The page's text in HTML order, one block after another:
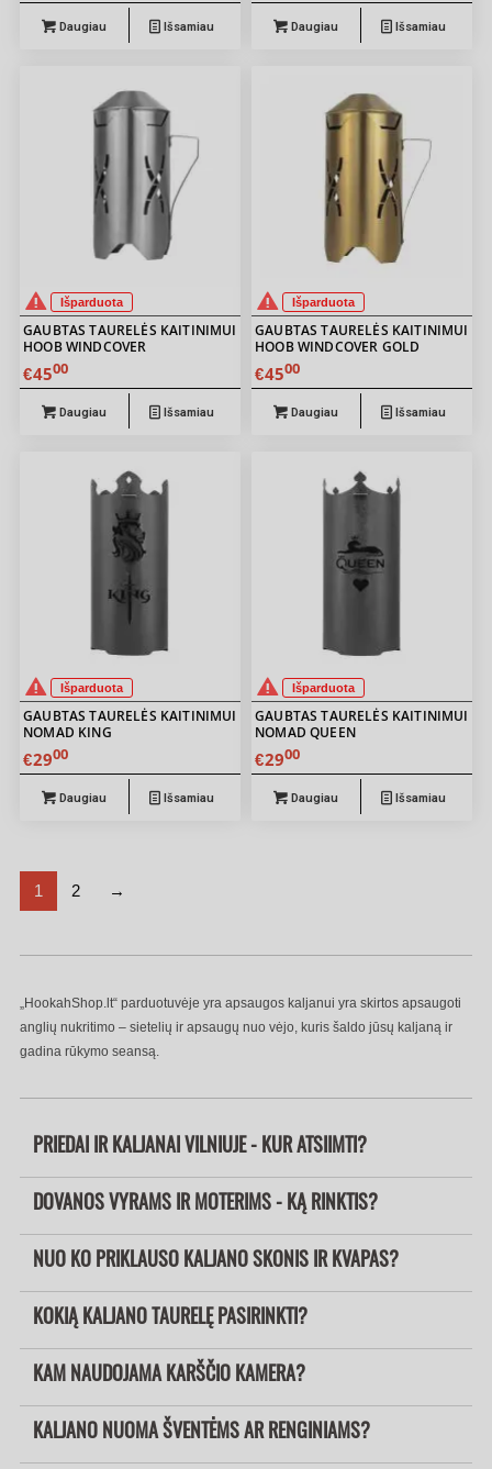
Daugiau Išsamiau Daugiau Išsamiau
Išparduota
GAUBTAS TAURELĖS KAITINIMUI
HOOB WINDCOVER
€4500
Daugiau Išsamiau
Išparduota
GAUBTAS TAURELĖS KAITINIMUI
HOOB WINDCOVER GOLD
€4500
Daugiau Išsamiau
Išparduota
GAUBTAS TAURELĖS KAITINIMUI
NOMAD KING
€2900
Daugiau Išsamiau
Išparduota
GAUBTAS TAURELĖS KAITINIMUI
NOMAD QUEEN
€2900
Daugiau Išsamiau
1 2 →
„HookahShop.lt“ parduotuvėje yra apsaugos kaljanui yra skirtos apsaugoti
anglių nukritimo – sietelių ir apsaugų nuo vėjo, kuris šaldo jūsų kaljaną ir
gadina rūkymo seansą.
PRIEDAI IR KALJANAI VILNIUJE - KUR ATSIIMTI?
DOVANOS VYRAMS IR MOTERIMS - KĄ RINKTIS?
NUO KO PRIKLAUSO KALJANO SKONIS IR KVAPAS?
KOKIĄ KALJANO TAURELĘ PASIRINKTI?
KAM NAUDOJAMA KARŠČIO KAMERA?
KALJANO NUOMA ŠVENTĖMS AR RENGINIAMS?